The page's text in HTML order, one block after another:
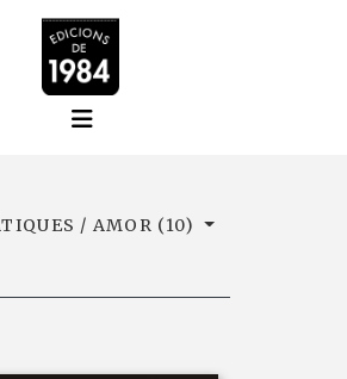
/ AMOR (10)